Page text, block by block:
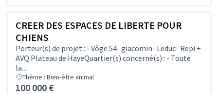
CREER DES ESPACES DE LIBERTE POUR
CHIENS
Porteur(s) de projet : - Vôge 54- giacomin- Leduc- Repi +
AVQ Plateau de HayeQuartier(s) concerné(s) : - Toute
la...
Thème : Bien-être animal
100 000 €